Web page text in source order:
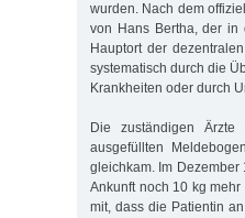
wurden. Nach dem
von Hans Bertha, der in
Hauptort der
systematisch durch die
Krankheiten oder durch
Die zuständigen
ausgefüllten
gleichkam. Im
Ankunft noch 10 kg
mit, dass die Patientin